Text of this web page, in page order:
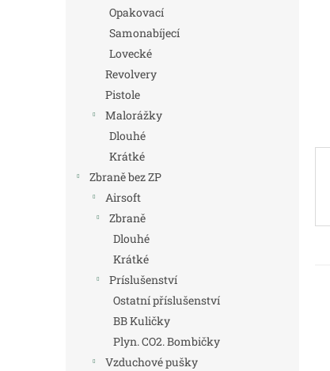
Opakovací
Samonabíjecí
Lovecké
Revolvery
Pistole
Malorážky
Dlouhé
Krátké
Zbraně bez ZP
Airsoft
Zbraně
Dlouhé
Krátké
Príslušenství
Ostatní příslušenství
BB Kuličky
Plyn. CO2. Bombičky
Vzduchové pušky